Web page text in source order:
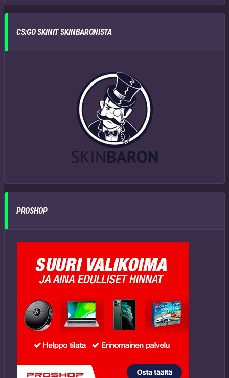
CS:GO SKINIT SKINBARONISTA
PROSHOP